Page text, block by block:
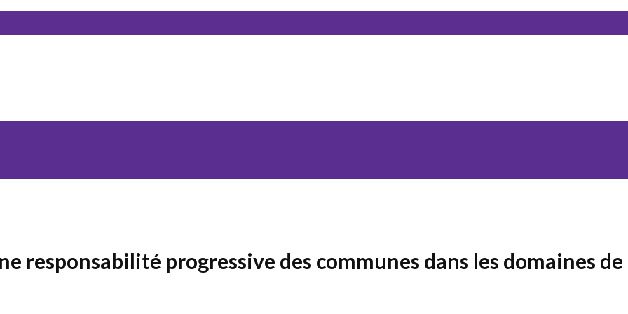
responsabilité progressive des communes dans les domaines de